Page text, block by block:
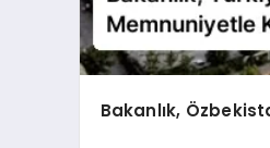
Bakanlık,